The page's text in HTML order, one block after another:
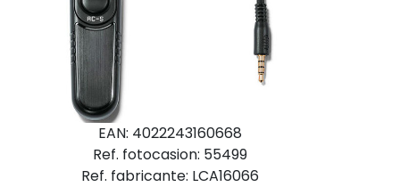
EAN: 4022243160668
Ref. fotocasion: 55499
Ref. fabricante: LCA16066